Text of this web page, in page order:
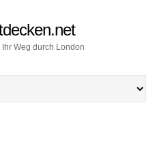
Weg durch London